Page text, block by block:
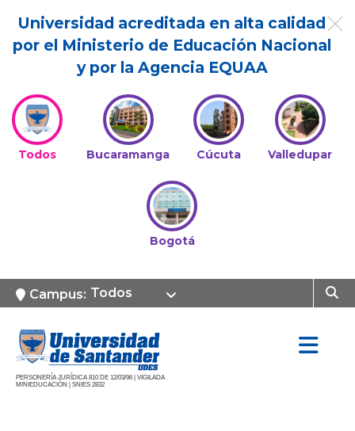
Universidad acreditada en alta calidad
por el Ministerio de Educación Nacional
y por la Agencia EQUAA
Todos Bucaramanga Cúcuta Valledupar
Bogotá
Campus: Todos
PERSONERÍA JURÍDICA 810 DE 12/03/96 | VIGILADA
MINIEDUCACIÓN | SNIES 2832